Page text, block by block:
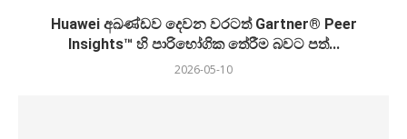
Huawei අඛණ්ඩව දෙවන වරටත් Gartner® Peer
Insights™ හි පාරිභෝගික තේරීම බවට පත්...
2026-05-10